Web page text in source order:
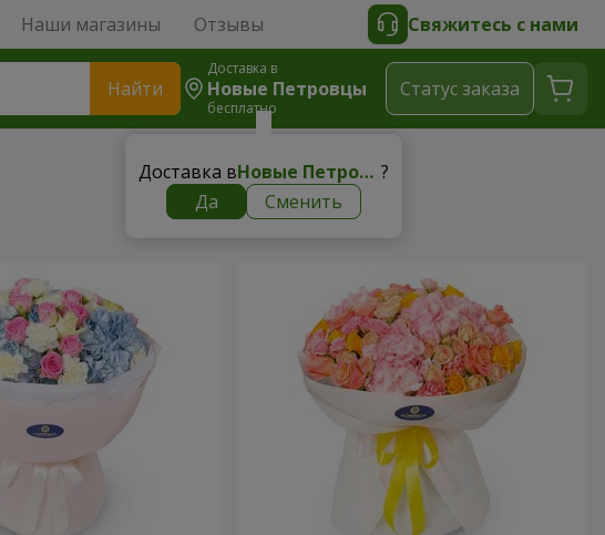
Наши магазины Отзывы Свяжитесь с нами
Найти
Доставка в
Новые Петровцы
бесплатно
Доставка в Новые Петровцы ?
Да
Сменить
Cтатус заказа